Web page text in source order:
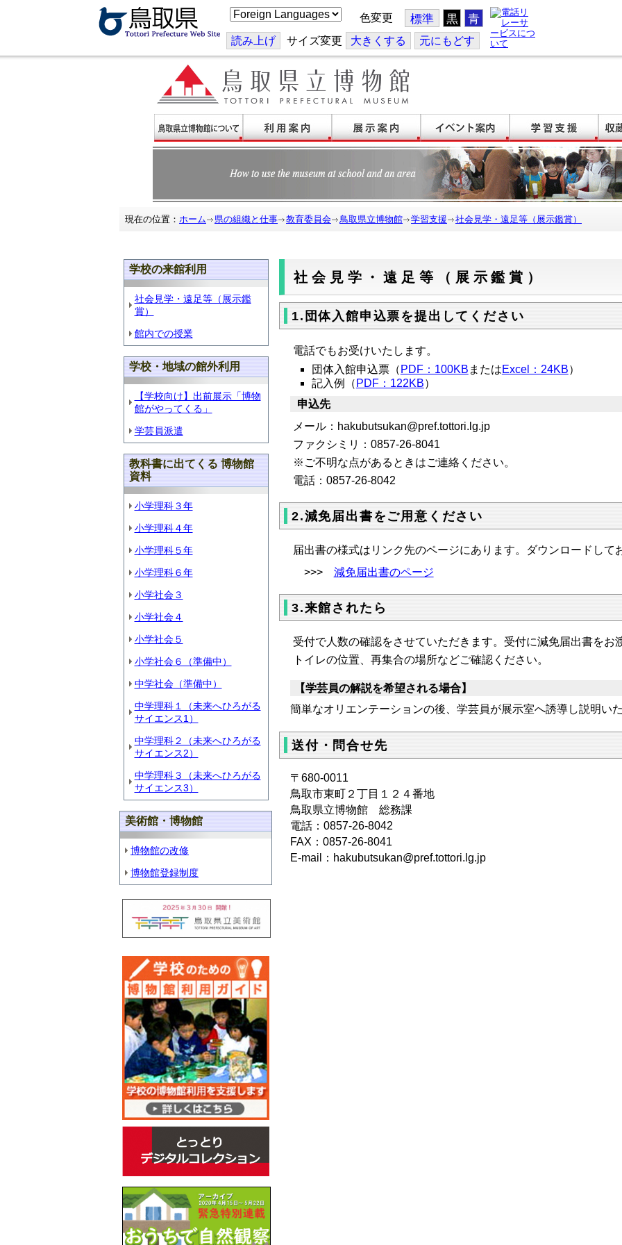
こ
の
ジ
を
翻
訳
す
る
色変更 標準 黒 青
読み上げ サイズ変更 大きくする 元にもどす
現在の位置： ホーム 県の組織と仕事 教育委員会 鳥取県立博物館 学習支援 社会見学・遠足等（展示鑑賞）
学校の来館利用
社会見学・遠足等（展示鑑
賞）
館内での授業
学校・地域の館外利用
【学校向け】出前展示「博物
館がやってくる」
学芸員派遣
教科書に出てくる 博物館
資料
小学理科３年
小学理科４年
小学理科５年
小学理科６年
小学社会３
小学社会４
小学社会５
小学社会６（準備中）
中学社会（準備中）
中学理科１（未来へひろがる
サイエンス1）
中学理科２（未来へひろがる
サイエンス2）
中学理科３（未来へひろがる
サイエンス3）
美術館・博物館
博物館の改修
博物館登録制度
社会見学・遠足等（展示鑑賞）
1.団体入館申込票を提出してください
電話でもお受けいたします。
団体入館申込票（ PDF：100KB またはExcel：24KB）
記入例（ PDF：122KB）
申込先
メール：hakubutsukan@pref.tottori.lg.jp
ファクシミリ：0857-26-8041
※ご不明な点があるときはご連絡ください。
電話： 0857-26-8042
2.減免届出書をご用意ください
届出書の様式はリンク先のページにあります。ダウンロードして
>>> 減免届出書のページ
3.来館されたら
受付で人数の確認をさせていただきます。受付に減免届出書をお
トイレの位置、再集合の場所などご確認ください。
【学芸員の解説を希望される場合】
簡単なオリエンテーションの後、学芸員が展示室へ誘導し説明いた
送付・問合せ先
〒680-0011
鳥取市東町２丁目１２４番地
鳥取県立博物館 総務課
電話： 0857-26-8042
FAX：0857-26-8041
E-mail：hakubutsukan@pref.tottori.lg.jp